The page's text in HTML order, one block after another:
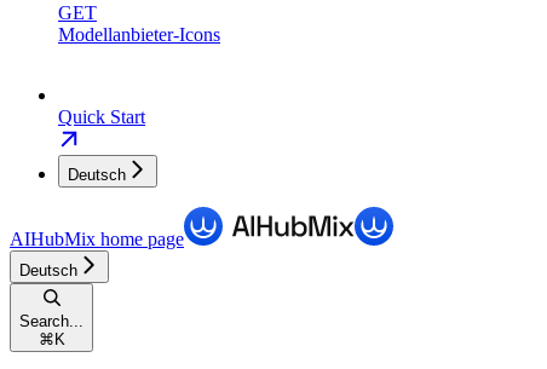
GET
Modellanbieter-Icons
Quick Start
Deutsch
AIHubMix home page
Deutsch
Search...
⌘K